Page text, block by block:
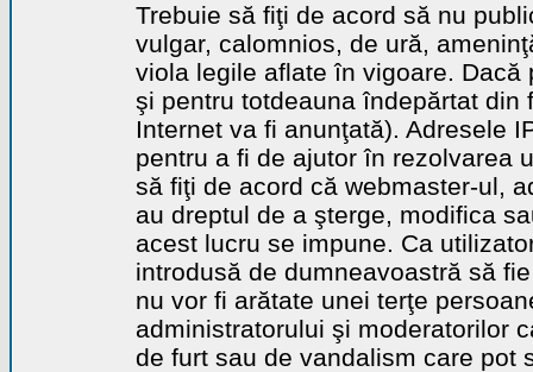
Trebuie să fiţi de acord să nu
vulgar, calomnios, de ură,
viola legile aflate în vigoare.
şi pentru totdeauna îndepărtat
Internet va fi anunţată). Adresele
pentru a fi de ajutor în rezolvarea
să fiţi de acord că webmaster-ul,
au dreptul de a şterge, modifica
acest lucru se impune. Ca
introdusă de dumneavoastră să
nu vor fi arătate unei terţe
administratorului şi moderatorilor
de furt sau de vandalism care pot